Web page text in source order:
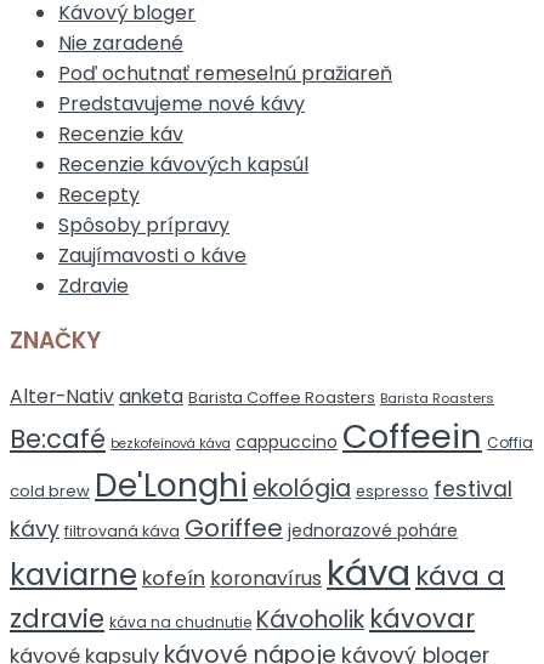
Kávový bloger
Nie zaradené
Poď ochutnať remeselnú pražiareň
Predstavujeme nové kávy
Recenzie káv
Recenzie kávových kapsúl
Recepty
Spôsoby prípravy
Zaujímavosti o káve
Zdravie
ZNAČKY
Alter-Nativanketa Barista Coffee Roasters Barista Roasters
Be:café bezkofeínová káva cappuccino Coffeein Coffia
cold brew De'Longhi ekológia espresso festival
kávy filtrovaná káva Goriffee jednorazové poháre
kaviarne kofeín koronavírus káva káva a
zdravie káva na chudnutie Kávoholik kávovar
kávové kapsuly kávové nápoje kávový bloger